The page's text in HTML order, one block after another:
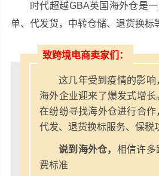
时代超越GBA英国海外仓是
单、代发货，中转仓储、退货换
致跨境电商卖家们：
这几年受到疫情的影
海外企业迎来了爆发式增
在纷纷寻找海外仓进行合
代发、退货换标服务、保税
说到海外仓， 相信许多
费标准